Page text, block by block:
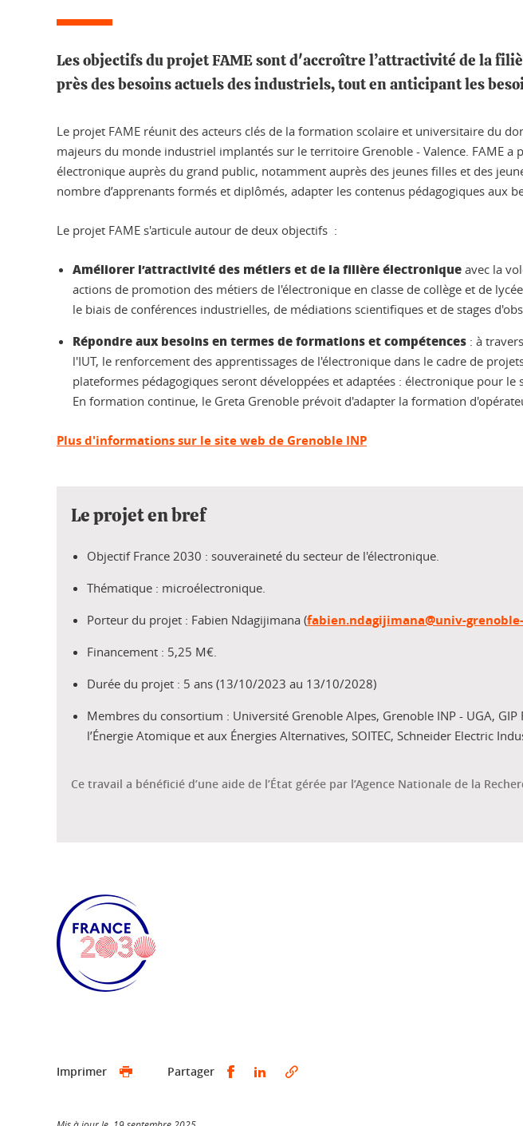
Les objectifs du projet FAME sont d'accroître l’attractivité de la
près des besoins actuels des industriels, tout en anticipant les
Le projet FAME réunit des acteurs clés de la formation scolaire et universitaire du
majeurs du monde industriel implantés sur le territoire Grenoble - Valence. FAME
électronique auprès du grand public, notamment auprès des jeunes filles et des
nombre d’apprenants formés et diplômés, adapter les contenus pédagogiques aux
Le projet FAME s'articule autour de deux objectifs :
Améliorer l’attractivité des métiers et de la filière électronique avec la
actions de promotion des métiers de l'électronique en classe de collège et de
le biais de conférences industrielles, de médiations scientifiques et de stages
Répondre aux besoins en termes de formations et compétences : à
l'IUT, le renforcement des apprentissages de l'électronique dans le cadre de
plateformes pédagogiques seront développées et adaptées : électronique pour
En formation continue, le Greta Grenoble prévoit d'adapter la formation
Plus d'informations sur le site web de Grenoble INP
Le projet en bref
Objectif France 2030 : souveraineté du secteur de l'électronique.
Thématique : microélectronique.
Porteur du projet : Fabien Ndagijimana (fabien.ndagijimana@univ-
Financement : 5,25 M€.
Durée du projet : 5 ans (13/10/2023 au 13/10/2028)
Membres du consortium : Université Grenoble Alpes, Grenoble INP - UGA,
l’Énergie Atomique et aux Énergies Alternatives, SOITEC, Schneider Electric
Ce travail a bénéficié d’une aide de l’État gérée par l’Agence Nationale de la
Imprimer Partager Partager sur Facebook
Partager sur LinkedIn